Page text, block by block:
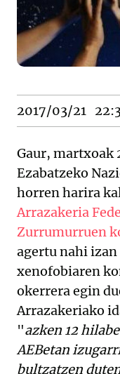
2017/03/21
Gaur, martxoak
Ezabatzeko
horren harira
Arrazakeria
Zurrumurruen
agertu nahi
xenofobiaren
okerrera egin
Arrazakeriako
"azken 12
AEBetan
bultzatzen